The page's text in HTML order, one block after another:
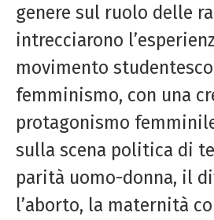
genere sul ruolo delle
intrecciarono
movimento
femminismo, con una
protagonismo
sulla scena politica di
parità uomo-donna, il
l’aborto, la maternità